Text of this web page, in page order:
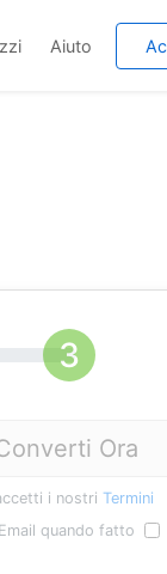
Aiuto
Ora
i nostri Termini
Email quando fatto